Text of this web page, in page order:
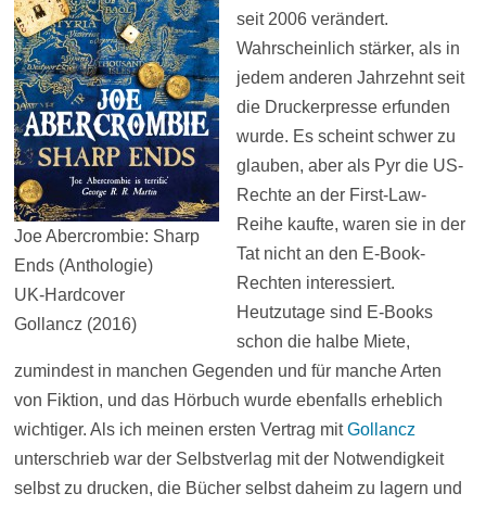
Joe Abercrombie: Sharp
Ends (Anthologie)
UK-Hardcover
Gollancz (2016)
seit 2006 verändert.
Wahrscheinlich stärker, als in
jedem anderen Jahrzehnt seit
die Druckerpresse erfunden
wurde. Es scheint schwer zu
glauben, aber als Pyr die US-
Rechte an der First-Law-
Reihe kaufte, waren sie in der
Tat nicht an den E-Book-
Rechten interessiert.
Heutzutage sind E-Books
schon die halbe Miete,
zumindest in manchen Gegenden und für manche Arten
von Fiktion, und das Hörbuch wurde ebenfalls erheblich
wichtiger. Als ich meinen ersten Vertrag mitGollancz
unterschrieb war der Selbstverlag mit der Notwendigkeit
selbst zu drucken, die Bücher selbst daheim zu lagern und